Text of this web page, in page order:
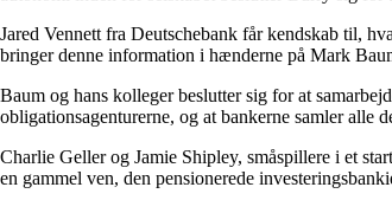
Jared Vennett fra Deutschebank får kendskab til,
bringer denne information i hænderne på Mark
Baum og hans kolleger beslutter sig for at
obligationsagenturerne, og at bankerne samler alle
Charlie Geller og Jamie Shipley, småspillere i et
en gammel ven, den pensionerede